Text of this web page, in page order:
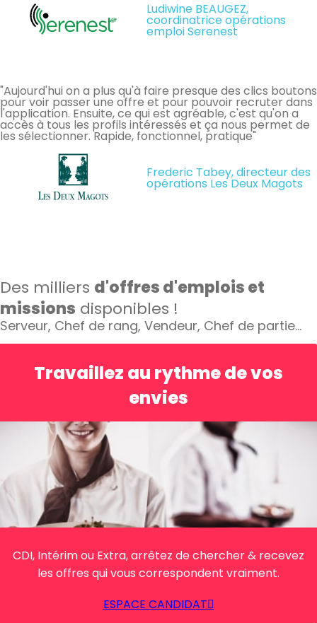
Ludiwine BEAUGEZ,
coordinatrice opérations
emploi Serenest
"Aujourd'hui on a plus qu'à faire presque des clics boutons
pour voir passer une offre et pour pouvoir recruter dans
l'application. Ensuite, ce qui est agréable, c'est qu'on a
accès à tous les profils intéressés et ça nous permet de
les sélectionner. Rapide, fonctionnel, pratique"
Frederic Tabey, directeur des
opérations Les Deux Magots
Des milliers d'offres d'emplois et
missions disponibles !
Serveur, Chef de rang, Vendeur, Chef de partie…
Travaillez au rythme de vos
envies
CDI, Intérim ou Extra, arrêtez de chercher & recevez
les offres qui vous correspondent vraiment.
ESPACE CANDIDAT